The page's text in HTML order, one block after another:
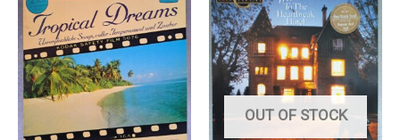
OUT OF STOCK